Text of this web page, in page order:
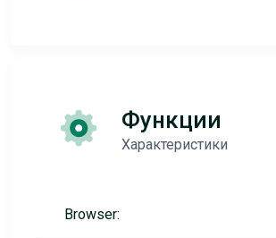
Функции
Характеристики
Browser: